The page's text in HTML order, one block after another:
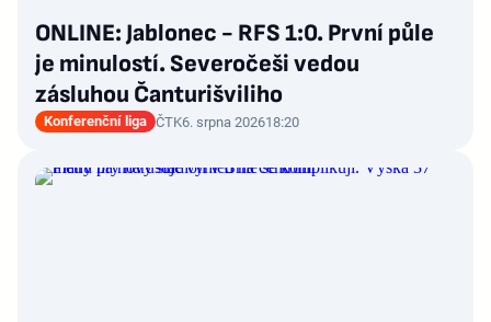
ONLINE: Jablonec - RFS 1:0. První půle
je minulostí. Severočeši vedou
zásluhou Čanturišviliho
Konferenční liga ČTK6. srpna 202618:20